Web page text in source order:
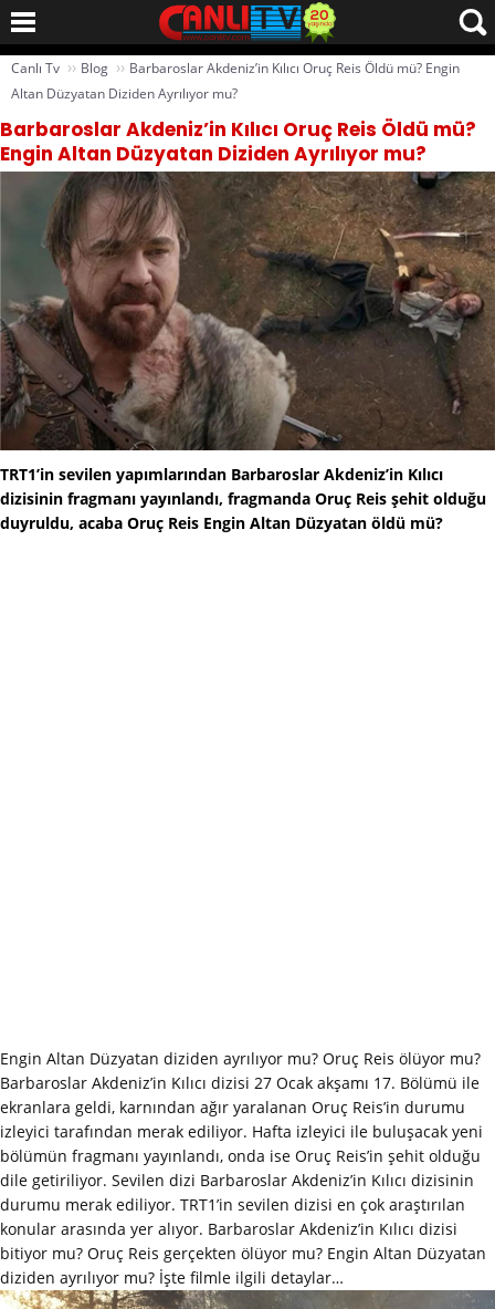
Canlı Tv ›› Blog ›› Barbaroslar Akdeniz’in Kılıcı Oruç Reis Öldü mü? Engin
Altan Düzyatan Diziden Ayrılıyor mu?
Barbaroslar Akdeniz’in Kılıcı Oruç Reis Öldü mü?
Engin Altan Düzyatan Diziden Ayrılıyor mu?
TRT1’in sevilen yapımlarından Barbaroslar Akdeniz’in Kılıcı
dizisinin fragmanı yayınlandı, fragmanda Oruç Reis şehit olduğu
duyruldu, acaba Oruç Reis Engin Altan Düzyatan öldü mü?
Engin Altan Düzyatan diziden ayrılıyor mu? Oruç Reis ölüyor mu?
Barbaroslar Akdeniz’in Kılıcı dizisi 27 Ocak akşamı 17. Bölümü ile
ekranlara geldi, karnından ağır yaralanan Oruç Reis’in durumu
izleyici tarafından merak ediliyor. Hafta izleyici ile buluşacak yeni
bölümün fragmanı yayınlandı, onda ise Oruç Reis’in şehit olduğu
dile getiriliyor. Sevilen dizi Barbaroslar Akdeniz’in Kılıcı dizisinin
durumu merak ediliyor. TRT1’in sevilen dizisi en çok araştırılan
konular arasında yer alıyor. Barbaroslar Akdeniz’in Kılıcı dizisi
bitiyor mu? Oruç Reis gerçekten ölüyor mu? Engin Altan Düzyatan
diziden ayrılıyor mu? İşte filmle ilgili detaylar…